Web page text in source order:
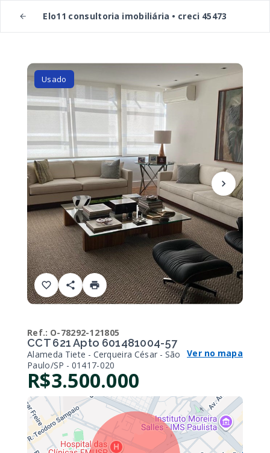
Elo11 consultoria imobiliária • creci 45473
Usado
Ref.: O-78292-121805
CCT 621 Apto 601481004-57
Alameda Tiete - Cerqueira César - São
Paulo/SP - 01417-020
Ver no mapa
R$3.500.000